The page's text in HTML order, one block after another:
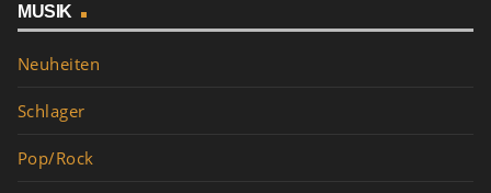
MUSIK
Neuheiten
Schlager
Pop/Rock